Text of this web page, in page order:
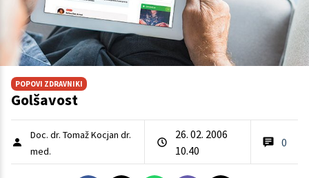
POPOVI ZDRAVNIKI
Golšavost
Doc. dr. Tomaž Kocjan dr.
med.
26. 02. 2006
10.40
0